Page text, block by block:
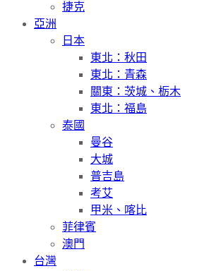
捷克
亞洲
日本
東北：秋田
東北：青森
關東：茨城、栃木
東北：福島
泰國
曼谷
大城
普吉島
考艾
甲米、喀比
菲律賓
澳門
台灣